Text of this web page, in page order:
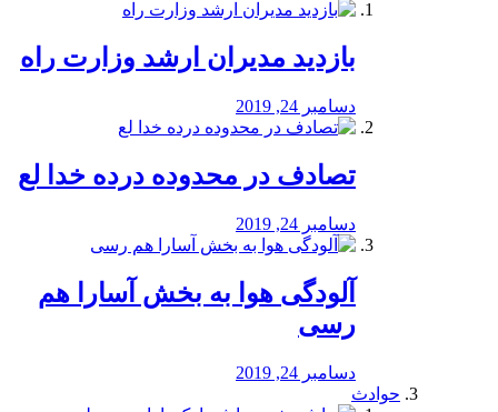
بازدید مدیران ارشد وزارت راه
دسامبر 24, 2019
تصادف در محدوده درده خدا لع
دسامبر 24, 2019
آلودگی هوا به بخش آسارا هم
رسی
دسامبر 24, 2019
حوادث